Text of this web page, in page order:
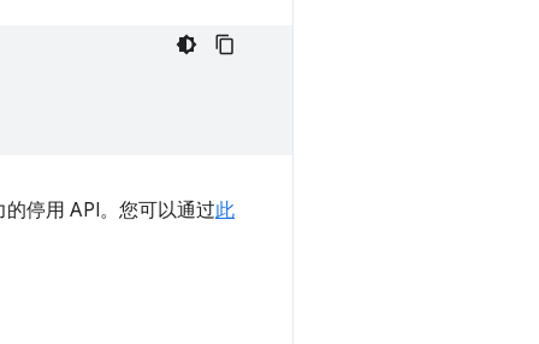
停用 API。您可以通过此